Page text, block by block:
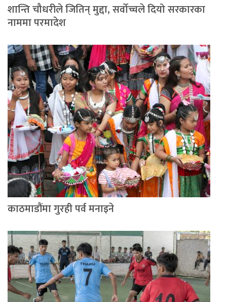
शान्ति चौधरीले जितिन् मुद्दा, सर्वोच्चले दियो सरकारका
नाममा परमादेश
काठमाडौंमा गुरही पर्व मनाइने